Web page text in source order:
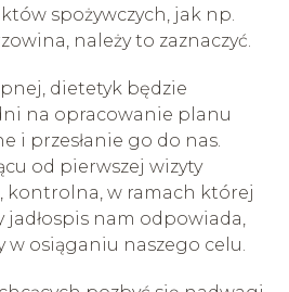
spożywczych, jak np.
należy to zaznaczyć.
dietetyk będzie
na opracowanie planu
i przesłanie go do nas.
od pierwszej wizyty
kontrolna, w ramach której
jadłospis nam odpowiada,
osiąganiu naszego celu.